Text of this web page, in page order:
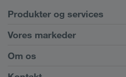
Produkter og services
Vejtransport
Kundeportal CONNECT
Vores markeder
Europa
Om os
Virksomhedsinformation